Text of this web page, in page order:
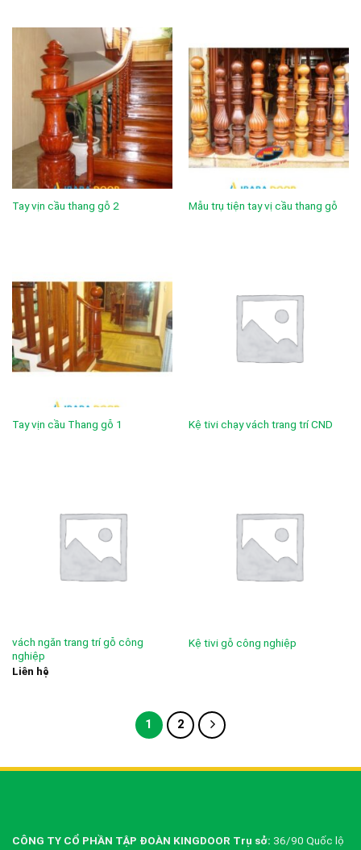
Tay vịn cầu thang gỗ 2 Mẫu trụ tiện tay vị cầu thang gỗ
Tay vịn cầu Thang gỗ 1 Kệ tivi chạy vách trang trí CND
vách ngăn trang trí gỗ công
nghiệp
Liên hệ
Kệ tivi gỗ công nghiệp
1 2
CÔNG TY CỔ PHẦN TẬP ĐOÀN KINGDOOR Trụ sở: 36/90 Quốc lộ